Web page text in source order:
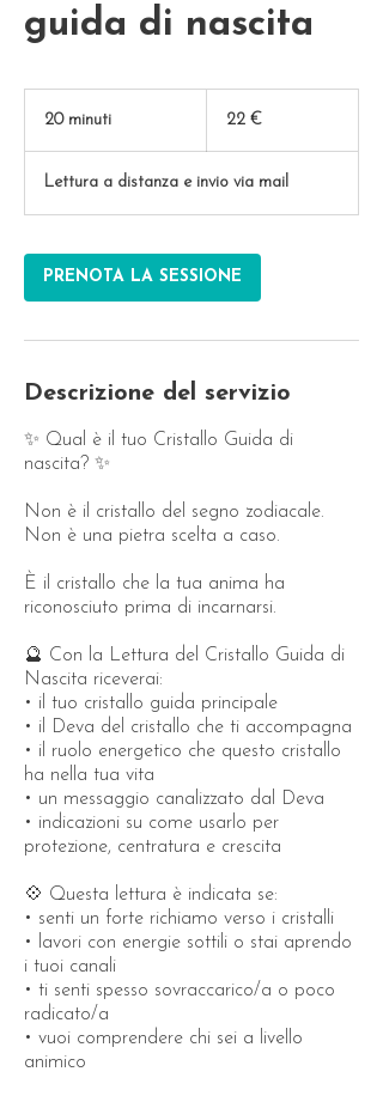
guida di nascita
20 minuti
i
n
i
euro
22 €
Lettura a distanza e invio via mail
PRENOTA LA SESSIONE
Descrizione del servizio
✨ Qual è il tuo Cristallo Guida di
nascita? ✨
Non è il cristallo del segno zodiacale.
Non è una pietra scelta a caso.
È il cristallo che la tua anima ha
riconosciuto prima di incarnarsi.
🔮 Con la Lettura del Cristallo Guida di
Nascita riceverai:
• il tuo cristallo guida principale
• il Deva del cristallo che ti accompagna
• il ruolo energetico che questo cristallo
ha nella tua vita
• un messaggio canalizzato dal Deva
• indicazioni su come usarlo per
protezione, centratura e crescita
💠 Questa lettura è indicata se:
• senti un forte richiamo verso i cristalli
• lavori con energie sottili o stai aprendo
i tuoi canali
• ti senti spesso sovraccarico/a o poco
radicato/a
• vuoi comprendere chi sei a livello
animico